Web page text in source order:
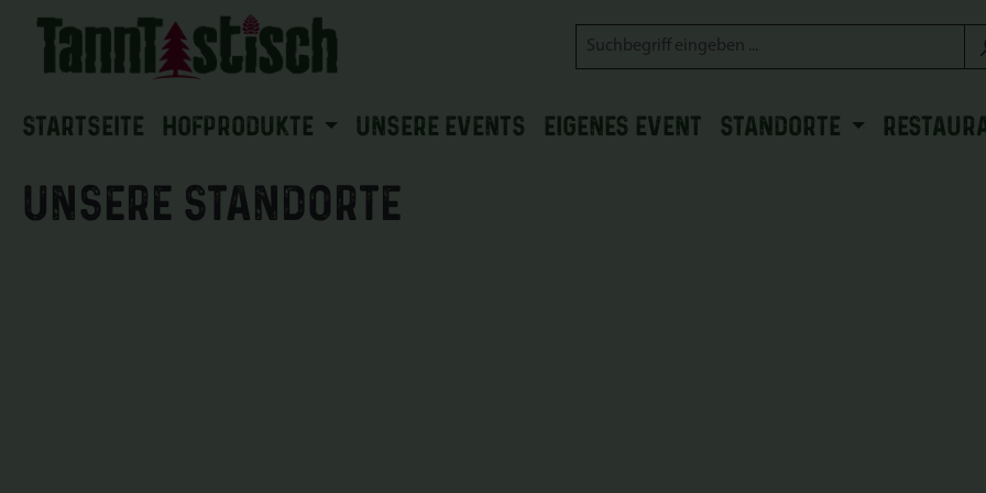
Hauptinhalt springen
Zur Suche springen
Zur Hauptnavigation springen
Startseite HOFPRODUKTE UNSERE EVENTS EIGENES EVENT STANDORTE
UNSERE STANDORTE